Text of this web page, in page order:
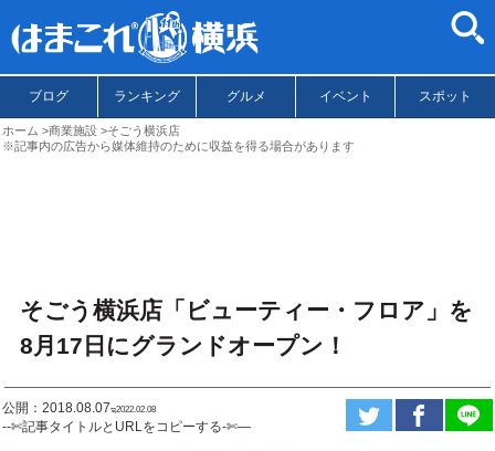
ブログ ランキング グルメ イベント スポット
ホーム 商業施設
そごう横浜店
※記事内の広告から媒体維持のために収益を得る場合があります
そごう横浜店「ビューティー・フロア」を
8月17日にグランドオープン！
公開：2018.08.07ಇ2022.02.08
--✄記事タイトルとURLをコピーする-✄—